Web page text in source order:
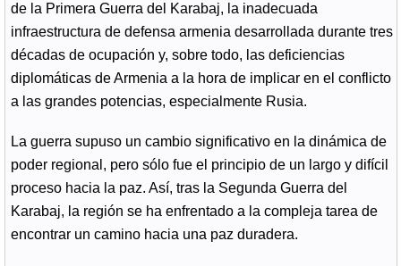
de la Primera Guerra del Karabaj, la inadecuada
infraestructura de defensa armenia desarrollada durante tres
décadas de ocupación y, sobre todo, las deficiencias
diplomáticas de Armenia a la hora de implicar en el conflicto
a las grandes potencias, especialmente Rusia.
La guerra supuso un cambio significativo en la dinámica de
poder regional, pero sólo fue el principio de un largo y difícil
proceso hacia la paz. Así, tras la Segunda Guerra del
Karabaj, la región se ha enfrentado a la compleja tarea de
encontrar un camino hacia una paz duradera.